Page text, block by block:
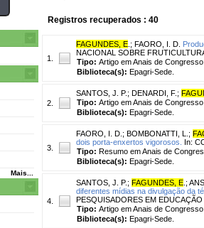
Mais...
Registros recuperados : 40
1.
FAGUNDES, E ; FAORO, I. D.
NACIONAL SOBRE
Tipo: Artigo em Anais de
Biblioteca(s): Epagri-Sede.
2.
SANTOS, J. P. ; DENARDI, F. ;
Tipo: Artigo em Anais de
Biblioteca(s): Epagri-Sede.
3.
FAORO, I. D. ; BOMBONATTI, L. ;
dois porta-enxertos vigorosos.
In:
Tipo: Resumo em Anais de
Biblioteca(s): Epagri-Sede.
4.
SANTOS, J. P. ; FAGUNDES, E ;
diferentes mídias na divulgação da
PESQUISADORES EM
Tipo: Artigo em Anais de
Biblioteca(s): Epagri-Sede.